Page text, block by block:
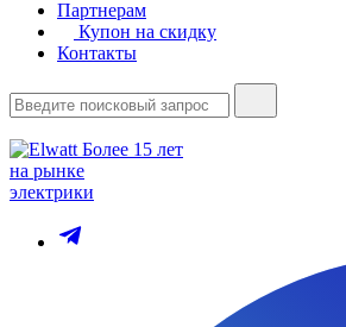
Партнерам
Купон на скидку
Контакты
Более 15 лет
на рынке
электрики